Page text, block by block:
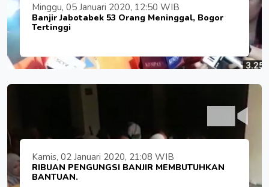
Minggu, 05 Januari 2020, 12:50 WIB
Banjir Jabotabek 53 Orang Meninggal, Bogor
Tertinggi
Kamis, 02 Januari 2020, 21:08 WIB
RIBUAN PENGUNGSI BANJIR MEMBUTUHKAN
BANTUAN.